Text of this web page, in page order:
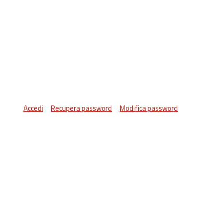
Accedi Recupera password Modifica password